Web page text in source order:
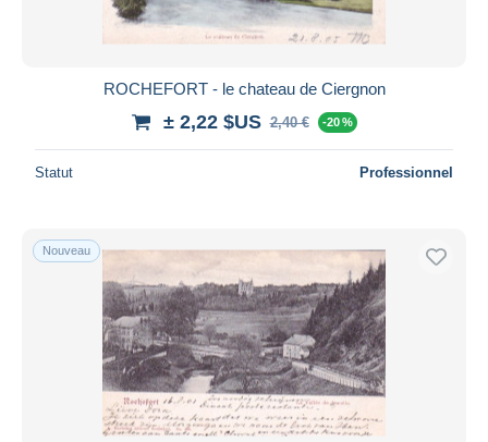
ROCHEFORT - le chateau de Ciergnon
± 2,22 $US 2,40 € -20 %
Statut Professionnel
Nouveau